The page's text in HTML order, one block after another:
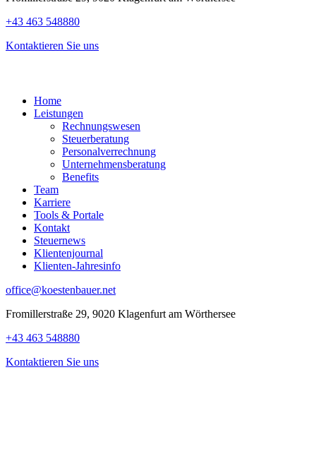
+43 463 548880
Kontaktieren Sie uns
Home
Leistungen
Rechnungswesen
Steuerberatung
Personalverrechnung
Unternehmensberatung
Benefits
Team
Karriere
Tools & Portale
Kontakt
Steuernews
Klientenjournal
Klienten-Jahresinfo
office@koestenbauer.net
Fromillerstraße 29, 9020 Klagenfurt am Wörthersee
+43 463 548880
Kontaktieren Sie uns